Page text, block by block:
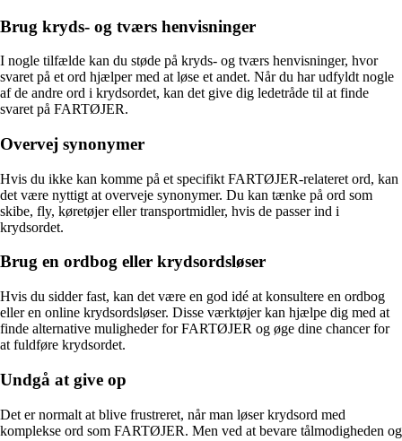
Brug kryds- og tværs henvisninger
I nogle tilfælde kan du støde på kryds- og tværs henvisninger, hvor
svaret på et ord hjælper med at løse et andet. Når du har udfyldt nogle
af de andre ord i krydsordet, kan det give dig ledetråde til at finde
svaret på FARTØJER.
Overvej synonymer
Hvis du ikke kan komme på et specifikt FARTØJER-relateret ord, kan
det være nyttigt at overveje synonymer. Du kan tænke på ord som
skibe, fly, køretøjer eller transportmidler, hvis de passer ind i
krydsordet.
Brug en ordbog eller krydsordsløser
Hvis du sidder fast, kan det være en god idé at konsultere en ordbog
eller en online krydsordsløser. Disse værktøjer kan hjælpe dig med at
finde alternative muligheder for FARTØJER og øge dine chancer for
at fuldføre krydsordet.
Undgå at give op
Det er normalt at blive frustreret, når man løser krydsord med
komplekse ord som FARTØJER. Men ved at bevare tålmodigheden og